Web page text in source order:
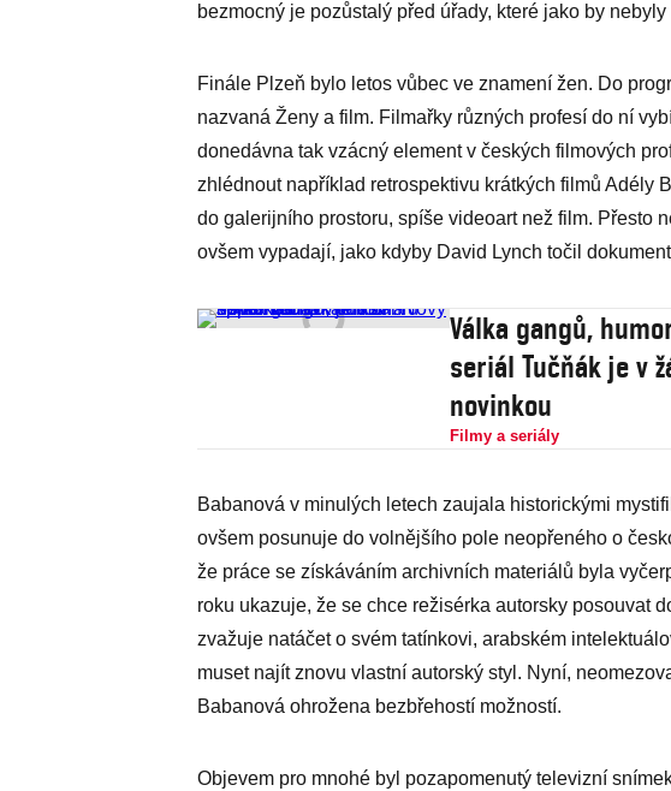
bezmocný je pozůstalý před úřady, které jako by
Finále Plzeň bylo letos vůbec ve znamení žen. Do
nazvaná Ženy a film. Filmařky různých profesí do ní
donedávna tak vzácný element v českých filmových
zhlédnout například retrospektivu krátkých filmů Adély
do galerijního prostoru, spíše videoart než film. Přesto
ovšem vypadají, jako kdyby David Lynch točil
Válka gangů,
seriál Tučňák je v
novinkou
Filmy a seriály
Babanová v minulých letech zaujala historickými
ovšem posunuje do volnějšího pole neopřeného o
že práce se získáváním archivních materiálů byla
roku ukazuje, že se chce režisérka autorsky posouvat
zvažuje natáčet o svém tatínkovi, arabském
muset najít znovu vlastní autorský styl. Nyní,
Babanová ohrožena bezbřehostí možností.
Objevem pro mnohé byl pozapomenutý televizní